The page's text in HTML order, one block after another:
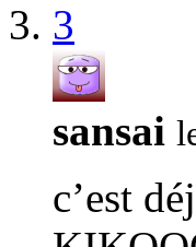
3
sansai
c’est